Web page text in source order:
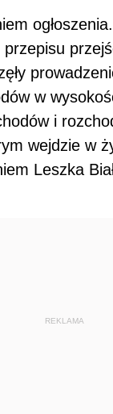
w
i
wejdzie w
Leszka
REKLAMA